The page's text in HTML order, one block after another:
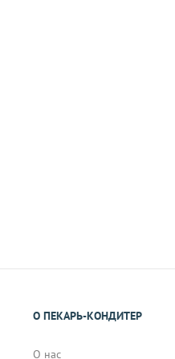
О ПЕКАРЬ-КОНДИТЕР
О нас